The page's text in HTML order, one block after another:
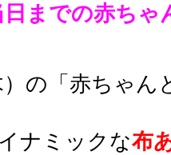
までの赤ちゃ
）の「赤ちゃ
ナミックな布